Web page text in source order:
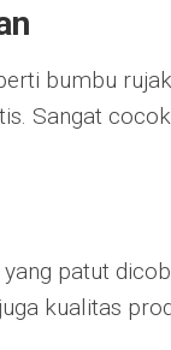
bumbu
Sangat
patut
kualitas